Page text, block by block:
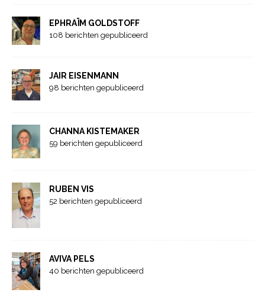
EPHRAÏM GOLDSTOFF
108 berichten gepubliceerd
JAIR EISENMANN
98 berichten gepubliceerd
CHANNA KISTEMAKER
59 berichten gepubliceerd
RUBEN VIS
52 berichten gepubliceerd
AVIVA PELS
40 berichten gepubliceerd